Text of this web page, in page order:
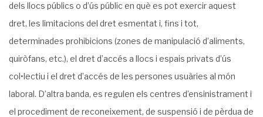
dels llocs públics o d’ús públic en què es pot exercir aquest
dret, les limitacions del dret esmentat i, fins i tot,
determinades prohibicions (zones de manipulació d’aliments,
quiròfans, etc.), el dret d’accés a llocs i espais privats d’ús
col•lectiu i el dret d’accés de les persones usuàries al món
laboral. D’altra banda, es regulen els centres d’ensinistrament i
el procediment de reconeixement, de suspensió i de pèrdua de